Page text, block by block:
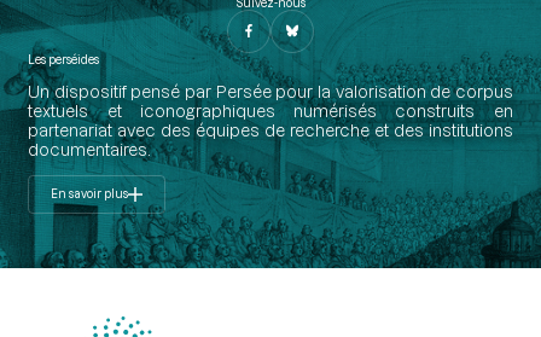
Les perséides
Un dispositif pensé par Persée pour la valorisation de corpus
textuels et iconographiques numérisés construits en
partenariat avec des équipes de recherche et des institutions
documentaires.
En savoir plus